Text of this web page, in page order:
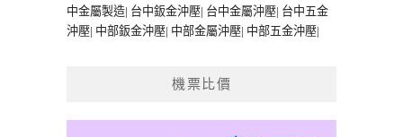
中金屬製造| 台中鈑金沖壓| 台中金屬沖壓| 台中五金
沖壓| 中部鈑金沖壓| 中部金屬沖壓| 中部五金沖壓|
機票比價